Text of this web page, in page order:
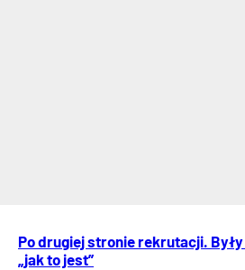
Po drugiej stronie rekrutacji. Były
„jak to jest”